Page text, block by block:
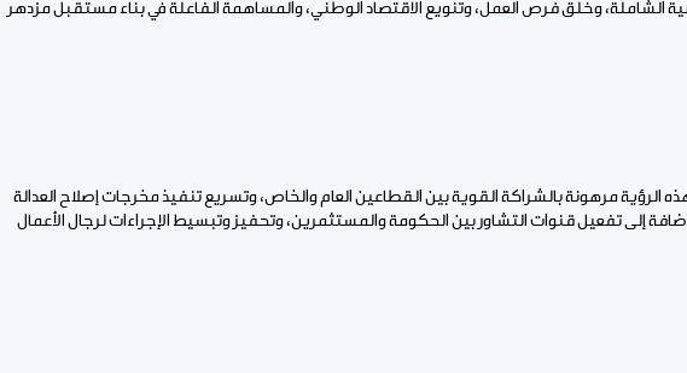
الشاملة، وخلق فرص العمل، وتنويع الاقتصاد الوطني، والمساهمة الفاعلة في بناء مستقبل مزدهر
الرؤية مرهونة بالشراكة القوية بين القطاعين العام والخاص، وتسريع تنفيذ مخرجات إصلاح العدالة
إلى تفعيل قنوات التشاور بين الحكومة والمستثمرين، وتحفيز وتبسيط الإجراءات لرجال الأعمال